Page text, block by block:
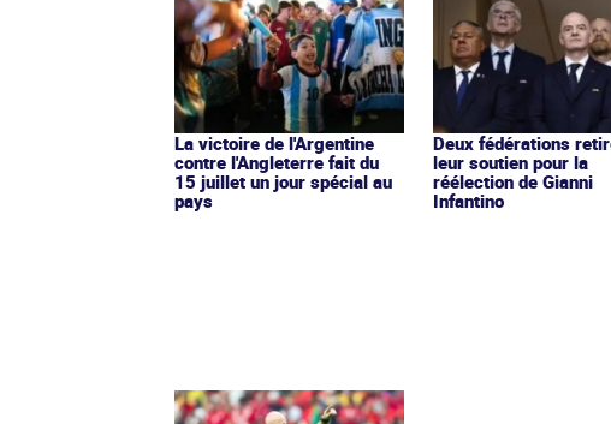
La victoire de l'Argentine
contre l'Angleterre fait du
15 juillet un jour spécial au
pays
Deux fédérations
leur soutien pour la
réélection de Gianni
Infantino